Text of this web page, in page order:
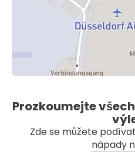
Prozkoumejte
Zde se můžete
nápady